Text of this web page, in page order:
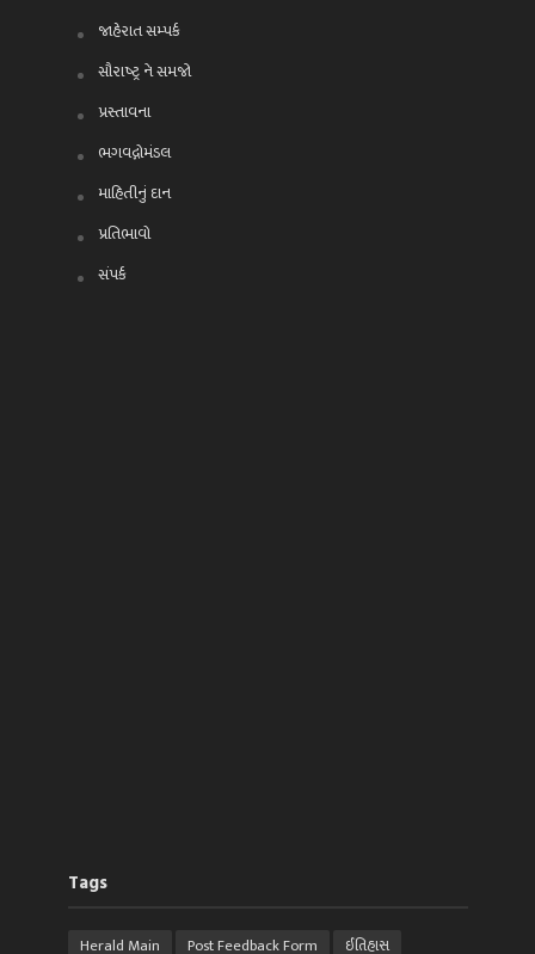
જાહેરાત સમ્પર્ક
સૌરાષ્ટ્ર ને સમજો
પ્રસ્તાવના
ભગવદ્ગોમંડલ
માહિતીનું દાન
પ્રતિભાવો
સંપર્ક
Tags
Herald Main Post Feedback Form ઈતિહાસ